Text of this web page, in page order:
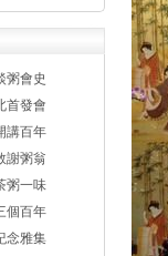
粥會史
首發會
講百年
謝粥翁
粥一味
個百年
念雅集